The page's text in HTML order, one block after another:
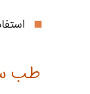
طب